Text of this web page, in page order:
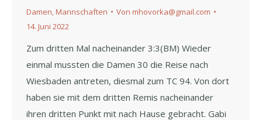
Damen Mannschaften Von mhovorka@gmail.com
14. Juni 2022
Zum dritten Mal nacheinander 3:3(BM) Wieder
einmal mussten die Damen 30 die Reise nach
Wiesbaden antreten, diesmal zum TC 94. Von dort
haben sie mit dem dritten Remis nacheinander
ihren dritten Punkt mit nach Hause gebracht. Gabi